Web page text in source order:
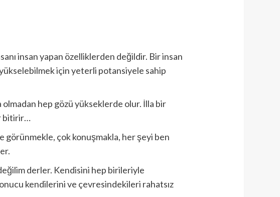
insan yapan özelliklerden değildir. Bir insan
için yeterli potansiyele sahip
hep gözü yükseklerde olur. İlla bir
bitirir…
görünmekle, çok konuşmakla, her şeyi ben
derler. Kendisini hep birileriyle
kendilerini ve çevresindekileri rahatsız